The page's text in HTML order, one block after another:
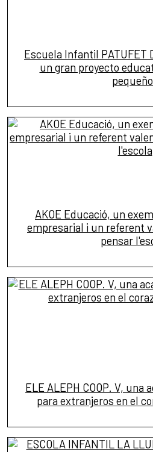
Escuela Infantil PATUFET
un gran proyecto
AKOE Educació, un
empresarial i un referent
pensar
ELE ALEPH COOP. V, una
para extranjeros en el